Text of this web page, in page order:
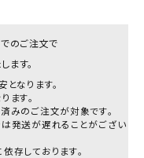
でのご注文で
ます。
なります。
ます。
みのご注文が対象です。
発送が遅れることがござい
存しております。